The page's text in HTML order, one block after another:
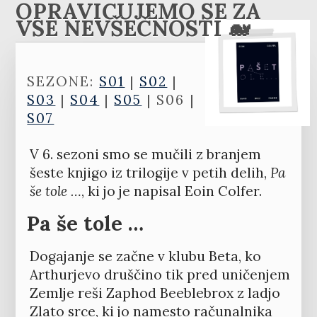
OPRAVIČUJEMO SE ZA
VSE NEVŠEČNOSTI 🐋
SEZONE: S01 | S02 |
S03 | S04 | S05 | S06 |
S07
V 6. sezoni smo se mučili z branjem
šeste knjigo iz trilogije v petih delih, Pa
še tole …, ki jo je napisal Eoin Colfer.
Pa še tole …
Dogajanje se začne v klubu Beta, ko
Arthurjevo druščino tik pred uničenjem
Zemlje reši Zaphod Beeblebrox z ladjo
Zlato srce, ki jo namesto računalnika